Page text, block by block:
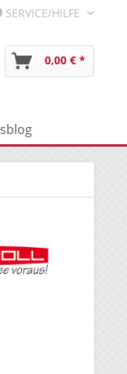
SERVICE/HILFE
0,00 € *